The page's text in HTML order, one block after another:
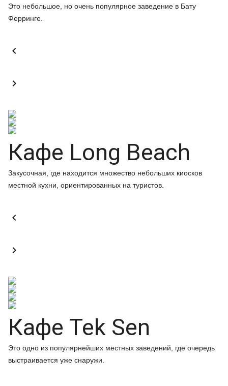
Это небольшое, но очень популярное заведение в Бату
Ферринге.


Кафе Long Beach
Закусочная, где находится множество небольших киосков
местной кухни, ориентированных на туристов.


Кафе Tek Sen
Это одно из популярнейших местных заведений, где очередь
выстраивается уже снаружи.